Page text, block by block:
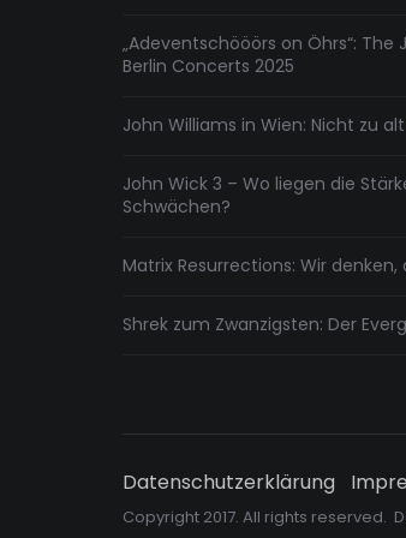
„Adeventschööörs on Öhrs“: The
Berlin Concerts 2025
John Williams in Wien: Nicht zu
John Wick 3 – Wo liegen die
Schwächen?
Matrix Resurrections: Wir denken,
Shrek zum Zwanzigsten: Der
Datenschutzerklärung
Copyright 2017. All rights reserved.